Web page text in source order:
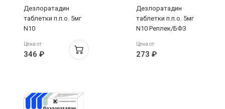
Дезлоратадин
таблетки п.п.о. 5мг
N10
Татхимфармпрепараты
Цена от
346 ₽
Дезлоратадин
таблетки п.п.о. 5мг
N10 Реплек/БФЗ
Цена от
273 ₽